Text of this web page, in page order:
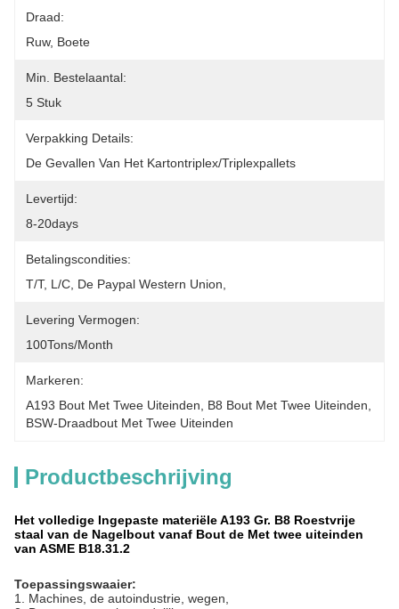
Draad:
Ruw, Boete
Min. Bestelaantal:
5 Stuk
Verpakking Details:
De Gevallen Van Het Kartontriplex/triplexpallets
Levertijd:
8-20days
Betalingscondities:
T/T, L/C, De Paypal Western Union,
Levering Vermogen:
100Tons/Month
Markeren:
A193 Bout Met Twee Uiteinden
B8 Bout Met Twee Uiteinden
BSW-Draadbout Met Twee Uiteinden
Productbeschrijving
Het volledige Ingepaste materiële A193 Gr. B8 Roestvrije
staal van de Nagelbout vanaf Bout de Met twee uiteinden
van ASME B18.31.2
Toepassingswaaier:
1. Machines, de autoindustrie, wegen,